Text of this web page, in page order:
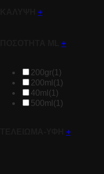
+
+
200gr(1)
200ml (1)
40ml (1)
500ml (1)
+